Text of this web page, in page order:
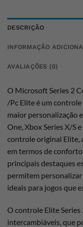
DESCRIÇÃO
INFORMAÇÃO
AVALIAÇÕES (0)
O Microsoft Series 2
/Pc Elite é um
maior personalização
One, Xbox Series X/S
controle original Elite,
em termos de
principais destaques
permitem
ideais para jogos que
O controle Elite
intercambiáveis, que